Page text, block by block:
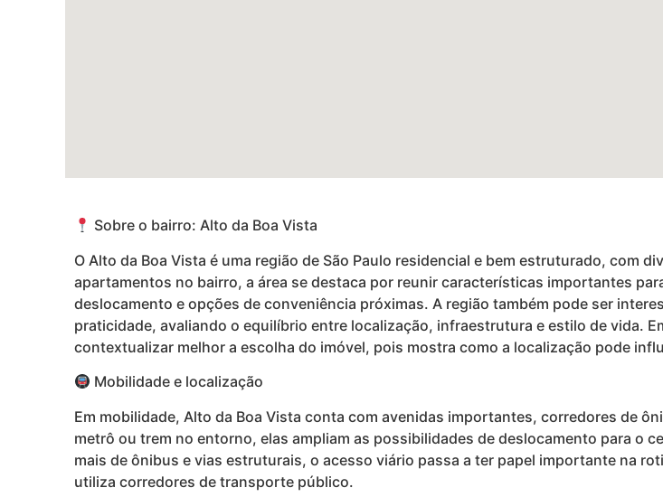
Sobre o bairro: Alto da Boa Vista
O Alto da Boa Vista é uma região de São Paulo residencial e bem estruturado, com
apartamentos no bairro, a área se destaca por reunir características importantes
deslocamento e opções de conveniência próximas. A região também pode ser
praticidade, avaliando o equilíbrio entre localização, infraestrutura e estilo de vida.
contextualizar melhor a escolha do imóvel, pois mostra como a localização pode
Mobilidade e localização
Em mobilidade, Alto da Boa Vista conta com avenidas importantes, corredores de
metrô ou trem no entorno, elas ampliam as possibilidades de deslocamento para o
mais de ônibus e vias estruturais, o acesso viário passa a ter papel importante na
utiliza corredores de transporte público.